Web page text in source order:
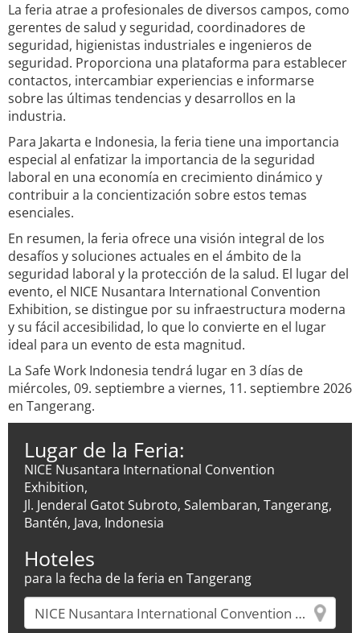
La feria atrae a profesionales de diversos campos, como
gerentes de salud y seguridad, coordinadores de
seguridad, higienistas industriales e ingenieros de
seguridad. Proporciona una plataforma para establecer
contactos, intercambiar experiencias e informarse
sobre las últimas tendencias y desarrollos en la
industria.
Para Jakarta e Indonesia, la feria tiene una importancia
especial al enfatizar la importancia de la seguridad
laboral en una economía en crecimiento dinámico y
contribuir a la concientización sobre estos temas
esenciales.
En resumen, la feria ofrece una visión integral de los
desafíos y soluciones actuales en el ámbito de la
seguridad laboral y la protección de la salud. El lugar del
evento, el NICE Nusantara International Convention
Exhibition, se distingue por su infraestructura moderna
y su fácil accesibilidad, lo que lo convierte en el lugar
ideal para un evento de esta magnitud.
La Safe Work Indonesia tendrá lugar en 3 días de
miércoles, 09. septiembre a viernes, 11. septiembre 2026
en Tangerang.
Lugar de la Feria:
NICE Nusantara International Convention
Exhibition,
Jl. Jenderal Gatot Subroto, Salembaran, Tangerang,
Bantén, Java, Indonesia
Hoteles
para la fecha de la feria en Tangerang